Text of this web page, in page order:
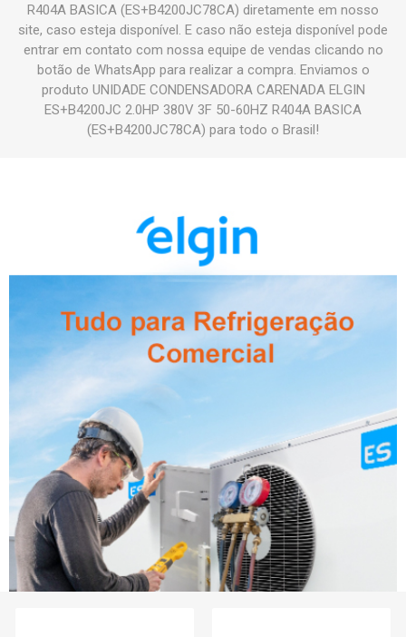
R404A BASICA (ES+B4200JC78CA) diretamente em nosso
site, caso esteja disponível. E caso não esteja disponível pode
entrar em contato com nossa equipe de vendas clicando no
botão de WhatsApp para realizar a compra. Enviamos o
produto UNIDADE CONDENSADORA CARENADA ELGIN
ES+B4200JC 2.0HP 380V 3F 50-60HZ R404A BASICA
(ES+B4200JC78CA) para todo o Brasil!